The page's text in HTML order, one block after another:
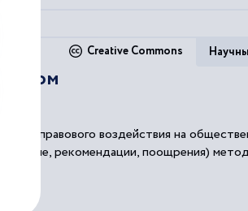
правового воздействия на
рекомендации, поощрения)
Creative Commons